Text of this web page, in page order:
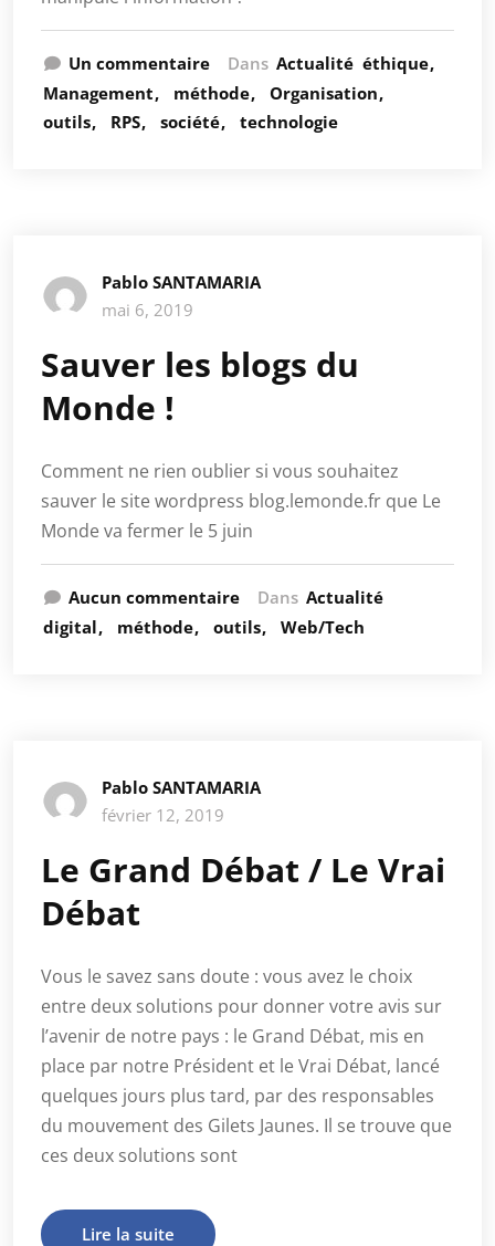
Un commentaire Dans Actualité éthique
Management
méthode
Organisation
outils
RPS société technologie
Pablo SANTAMARIA
mai 6, 2019
Sauver les blogs du
Monde !
Comment ne rien oublier si vous souhaitez
sauver le site wordpress blog.lemonde.fr que Le
Monde va fermer le 5 juin
Aucun commentaire Dans Actualité
digital
méthode outils Web/Tech
Pablo SANTAMARIA
février 12, 2019
Le Grand Débat / Le Vrai
Débat
Vous le savez sans doute : vous avez le choix
entre deux solutions pour donner votre avis sur
l’avenir de notre pays : le Grand Débat, mis en
place par notre Président et le Vrai Débat, lancé
quelques jours plus tard, par des responsables
du mouvement des Gilets Jaunes. Il se trouve que
ces deux solutions sont
Lire la suite